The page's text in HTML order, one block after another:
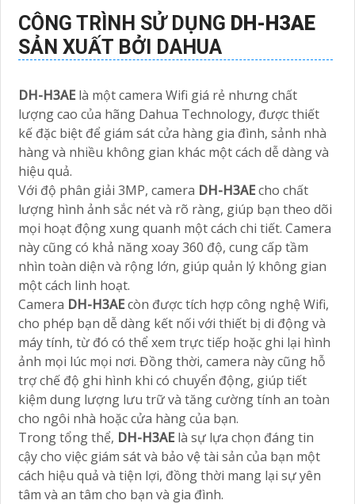
CÔNG TRÌNH SỬ DỤNG DH-H3AE
SẢN XUẤT BỞI DAHUA
DH-H3AE là một camera Wifi giá rẻ nhưng chất
lượng cao của hãng Dahua Technology, được thiết
kế đặc biệt để giám sát cửa hàng gia đình, sảnh nhà
hàng và nhiều không gian khác một cách dễ dàng và
hiệu quả.
Với độ phân giải 3MP, camera DH-H3AEcho chất
lượng hình ảnh sắc nét và rõ ràng, giúp bạn theo dõi
mọi hoạt động xung quanh một cách chi tiết. Camera
này cũng có khả năng xoay 360 độ, cung cấp tầm
nhìn toàn diện và rộng lớn, giúp quản lý không gian
một cách linh hoạt.
Camera DH-H3AEcòn được tích hợp công nghệ Wifi,
cho phép bạn dễ dàng kết nối với thiết bị di động và
máy tính, từ đó có thể xem trực tiếp hoặc ghi lại hình
ảnh mọi lúc mọi nơi. Đồng thời, camera này cũng hỗ
trợ chế độ ghi hình khi có chuyển động, giúp tiết
kiệm dung lượng lưu trữ và tăng cường tính an toàn
cho ngôi nhà hoặc cửa hàng của bạn.
Trong tổng thể, DH-H3AE là sự lựa chọn đáng tin
cậy cho việc giám sát và bảo vệ tài sản của bạn một
cách hiệu quả và tiện lợi, đồng thời mang lại sự yên
tâm và an tâm cho bạn và gia đình.